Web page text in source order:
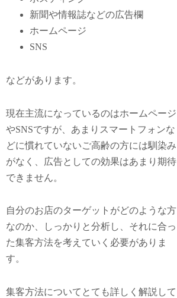
新聞や情報誌などの広告欄
ホームページ
SNS
などがあります。
現在主流になっているのはホームページ
やSNSですが、あまりスマートフォンな
どに慣れていないご高齢の方には馴染み
がなく、広告としての効果はあまり期待
できません。
自分のお店のターゲットがどのような方
なのか、しっかりと分析し、それに合っ
た集客方法を考えていく必要がありま
す。
集客方法についてとても詳しく解説して